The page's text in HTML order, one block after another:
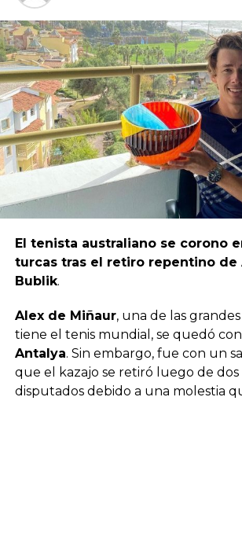
El tenista australiano se corono
turcas tras el retiro repentino de
Bublik.
Alex de Miñaur, una de las
tiene el tenis mundial, se quedó con
Antalya. Sin embargo, fue con un
que el kazajo se retiró luego de dos
disputados debido a una molestia